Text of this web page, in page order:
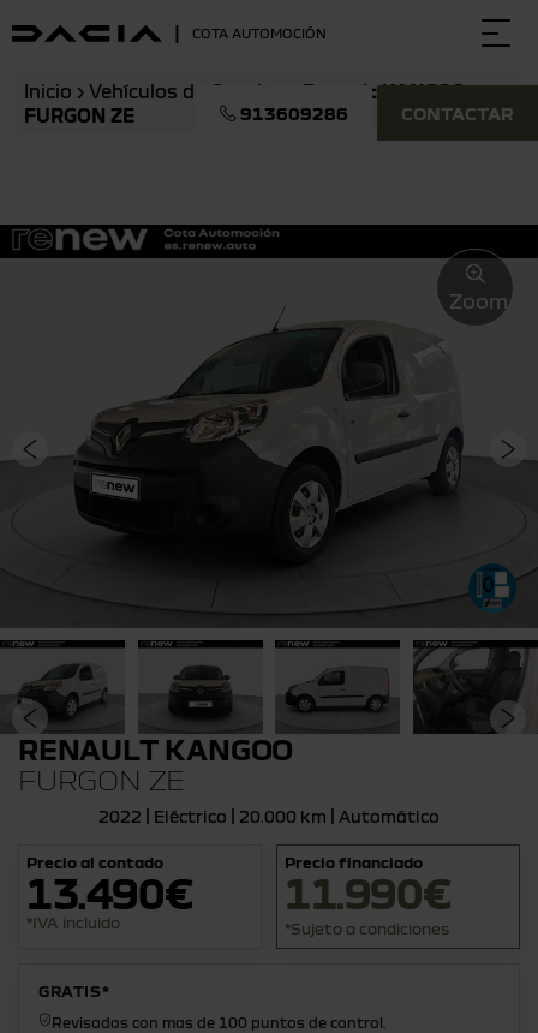
| COTA AUTOMOCIÓN
Inicio › Vehículos de Ocasión
Renault KANGOO
FURGON ZE
913609286 CONTACTAR
Zoom
RENAULT KANGOO
FURGON ZE
2022 | Eléctrico | 20.000 km | Automático
Precio al contado
13.490€
*IVA incluido
Precio financiado
11.990€
*Sujeto a condiciones
GRATIS*
Revisados con mas de 100 puntos de control.